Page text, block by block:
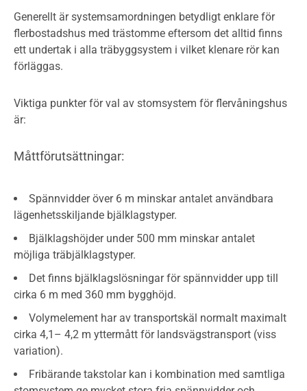
Generellt är systemsamordningen betydligt enklare för
flerbostadshus med trästomme eftersom det alltid finns
ett undertak i alla träbyggsystem i vilket klenare rör kan
förläggas.
Viktiga punkter för val av stomsystem för flervåningshus
är:
Måttförutsättningar:
Spännvidder över 6 m minskar antalet användbara
lägenhetsskiljande bjälklagstyper.
Bjälklagshöjder under 500 mm minskar antalet
möjliga träbjälklagstyper.
Det finns bjälklagslösningar för spännvidder upp till
cirka 6 m med 360 mm bygghöjd.
Volymelement har av transportskäl normalt maximalt
cirka 4,1– 4,2 m yttermått för landsvägstransport (viss
variation).
Fribärande takstolar kan i kombination med samtliga